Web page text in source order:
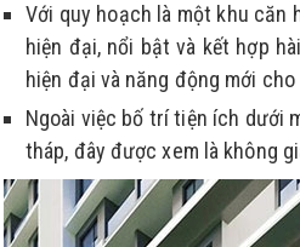
Với quy hoạch là một khu căn
hiện đại, nổi bật và kết hợp
hiện đại và năng động mới cho
Ngoài việc bố trí tiện ích dưới
tháp, đây được xem là không